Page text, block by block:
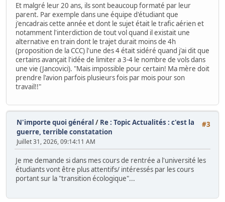
Et malgré leur 20 ans, ils sont beaucoup formaté par leur
parent. Par exemple dans une équipe d'étudiant que
j'encadrais cette année et dont le sujet était le trafic aérien et
notamment l'interdiction de tout vol quand il existait une
alternative en train dont le trajet durait moins de 4h
(proposition de la CCC) l'une des 4 était sidéré quand j'ai dit que
certains avançait l'idée de limiter a 3-4 le nombre de vols dans
une vie (Jancovici). "Mais impossible pour certain! Ma mère doit
prendre l'avion parfois plusieurs fois par mois pour son
travail!!"
#3
N'importe quoi général / Re : Topic Actualités : c'est la
guerre, terrible constatation
Juillet 31, 2026, 09:14:11 AM
Je me demande si dans mes cours de rentrée a l'université les
étudiants vont être plus attentifs/ intéressés par les cours
portant sur la "transition écologique"...